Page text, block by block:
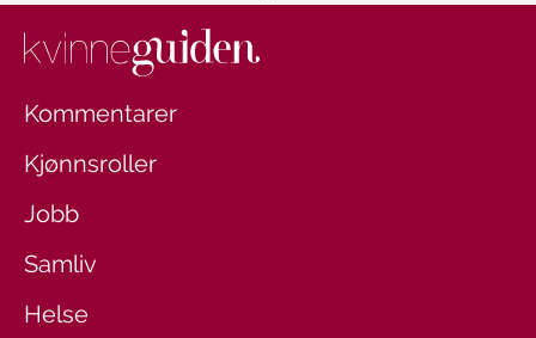
Kommentarer
Kjønnsroller
Jobb
Samliv
Helse